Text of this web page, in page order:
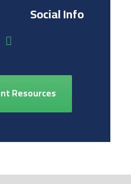
Social Info
Resources